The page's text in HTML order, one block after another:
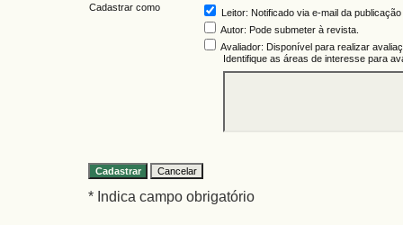
Cadastrar como
Leitor: Notificado via e-mail da
Autor: Pode submeter à revista.
Avaliador: Disponível para realizar
Identifique as áreas de interesse para
* Indica campo obrigatório